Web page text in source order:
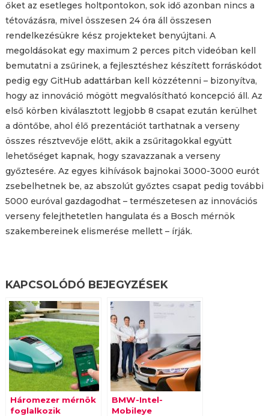
őket az esetleges holtpontokon, sok idő azonban nincs a
tétovázásra, mivel összesen 24 óra áll összesen
rendelkezésükre kész projekteket benyújtani. A
megoldásokat egy maximum 2 perces pitch videóban kell
bemutatni a zsűrinek, a fejlesztéshez készített forráskódot
pedig egy GitHub adattárban kell közzétenni – bizonyítva,
hogy az innováció mögött megvalósítható koncepció áll. Az
első körben kiválasztott legjobb 8 csapat ezután kerülhet
a döntőbe, ahol élő prezentációt tarthatnak a verseny
összes résztvevője előtt, akik a zsűritagokkal együtt
lehetőséget kapnak, hogy szavazzanak a verseny
győztesére. Az egyes kihívások bajnokai 3000-3000 eurót
zsebelhetnek be, az abszolút győztes csapat pedig további
5000 euróval gazdagodhat – természetesen az innovációs
verseny felejthetetlen hangulata és a Bosch mérnök
szakembereinek elismerése mellett – írják.
KAPCSOLÓDÓ BEJEGYZÉSEK
Háromezer mérnök
foglalkozik
BMW-Intel-
Mobileye